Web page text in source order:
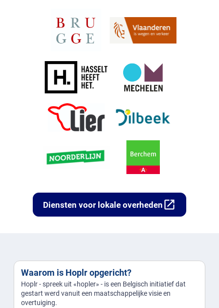
Diensten voor lokale overheden open_in_new
Waarom is Hoplr opgericht?
Hoplr - spreek uit «hopler» - is een Belgisch initiatief dat
gestart werd vanuit een maatschappelijke visie en
overtuiging.